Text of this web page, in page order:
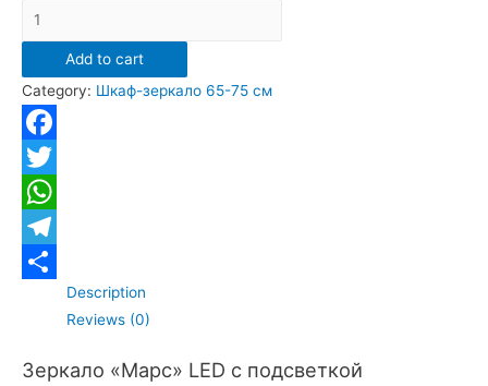
Зеркало
Санта
"Марс
70"
LED
с
подсветкой
quantity
Add to cart
Category: Шкаф-зеркало 65-75 см
Facebook
Twitter
WhatsApp
Telegram
ОтправитьDescription
Reviews (0)
Зеркало «Марс» LED с подсветкой